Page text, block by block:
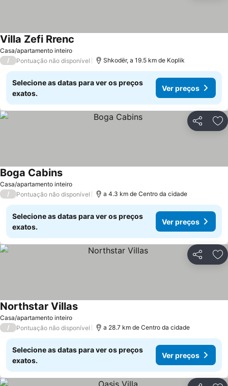
Casa/apartamento inteiro
Villa Zefi Rrenc
/ Pontuação não disponível Shkodër, a 19.5 km de Koplik
Selecione as datas para ver os preços
exatos.
Ver preços
Partilhar
Casa/apartamento inteiro
Boga CabinsVer preços
/ Pontuação não disponível a 4.3 km de Centro da cidade
Selecione as datas para ver os preços
exatos.
Ver preços
Partilhar
Casa/apartamento inteiro
Northstar VillasVer preços
/ Pontuação não disponível a 28.7 km de Centro da cidade
Selecione as datas para ver os preços
exatos.
Ver preços